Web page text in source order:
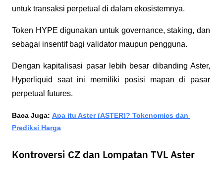
untuk transaksi perpetual di dalam ekosistemnya.
Token HYPE digunakan untuk governance, staking, dan
sebagai insentif bagi validator maupun pengguna.
Dengan kapitalisasi pasar lebih besar dibanding Aster,
Hyperliquid saat ini memiliki posisi mapan di pasar
perpetual futures.
Baca Juga: Apa itu Aster (ASTER)? Tokenomics dan
Prediksi Harga
Kontroversi CZ dan Lompatan TVL Aster